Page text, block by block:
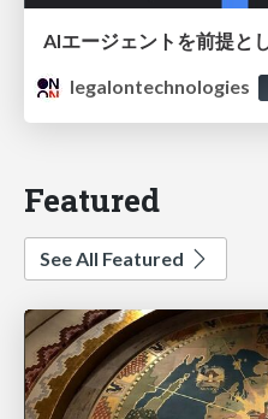
legalontechnologies
Featured
See All Featured